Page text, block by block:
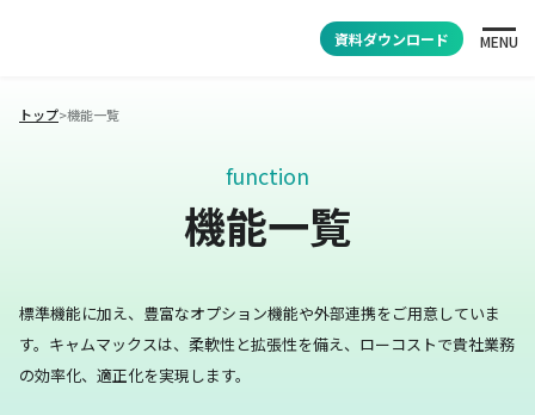
資料ダウンロード MENU
トップ>機能一覧
function
機能一覧
標準機能に加え、豊富なオプション機能や外部連携をご用意していま
す。 キャムマックスは、柔軟性と拡張性を備え、ローコストで貴社業務
の効率化、適正化を実現します。